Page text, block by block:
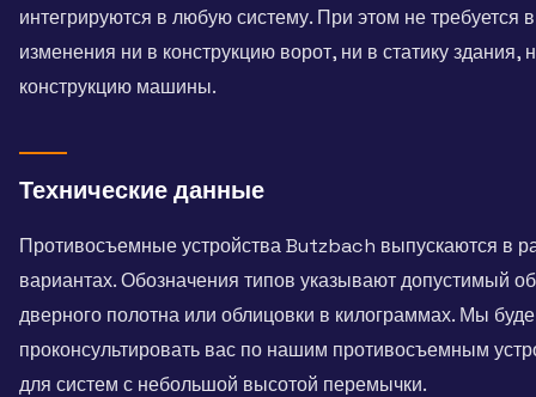
интегрируются в любую систему. При этом не требуется
изменения ни в конструкцию ворот, ни в статику здания,
конструкцию машины.
Технические данные
Противосъемные устройства Butzbach выпускаются в
вариантах. Обозначения типов указывают допустимый
дверного полотна или облицовки в килограммах. Мы
проконсультировать вас по нашим противосъемным
для систем с небольшой высотой перемычки.